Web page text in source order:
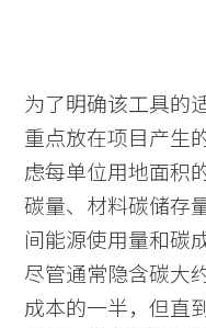
为了明确该工具的
重点放在项目产生
虑每单位用地面积
碳量、材料碳储存
间能源使用量和碳
尽管通常隐含碳大
成本的一半，但直